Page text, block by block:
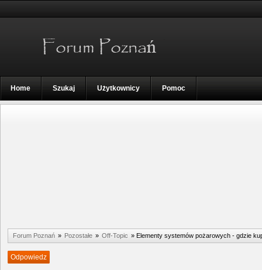
Home Szukaj Użytkownicy Pomoc
Forum Poznań » Pozostałe » Off-Topic » Elementy systemów pożarowych - gdzie
Odpowiedz